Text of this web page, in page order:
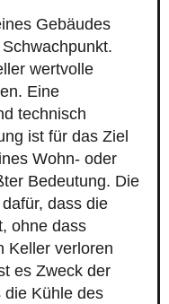
Gebäudes
wertvolle
Eine
technisch
ist für das Ziel
Wohn- oder
Bedeutung. Die
dass die
ohne dass
Keller verloren
es Zweck der
die Kühle des